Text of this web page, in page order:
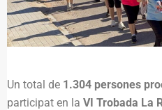
Un total de 1.304 persones
participat en la VI Trobada La